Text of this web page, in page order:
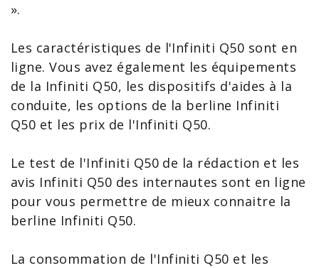
».
Les caractéristiques de l'Infiniti Q50 sont en
ligne. Vous avez également les équipements
de la Infiniti Q50, les dispositifs d'aides à la
conduite, les options de la berline Infiniti
Q50 et les prix de l'Infiniti Q50.
Le test de l'Infiniti Q50 de la rédaction et les
avis Infiniti Q50 des internautes sont en ligne
pour vous permettre de mieux connaitre la
berline Infiniti Q50.
La consommation de l'Infiniti Q50 et les